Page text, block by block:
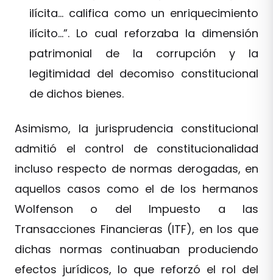
ilícita… califica como un enriquecimiento
ilícito…”. Lo cual reforzaba la dimensión
patrimonial de la corrupción y la
legitimidad del decomiso constitucional
de dichos bienes.
Asimismo, la jurisprudencia constitucional
admitió el control de constitucionalidad
incluso respecto de normas derogadas, en
aquellos casos como el de los hermanos
Wolfenson o del Impuesto a las
Transacciones Financieras (ITF), en los que
dichas normas continuaban produciendo
efectos jurídicos, lo que reforzó el rol del